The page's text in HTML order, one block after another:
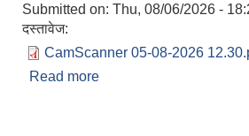
Submitted on: Thu, 08/06/2026 -
दस्तावेज:
CamScanner 05-08-2026
Read more